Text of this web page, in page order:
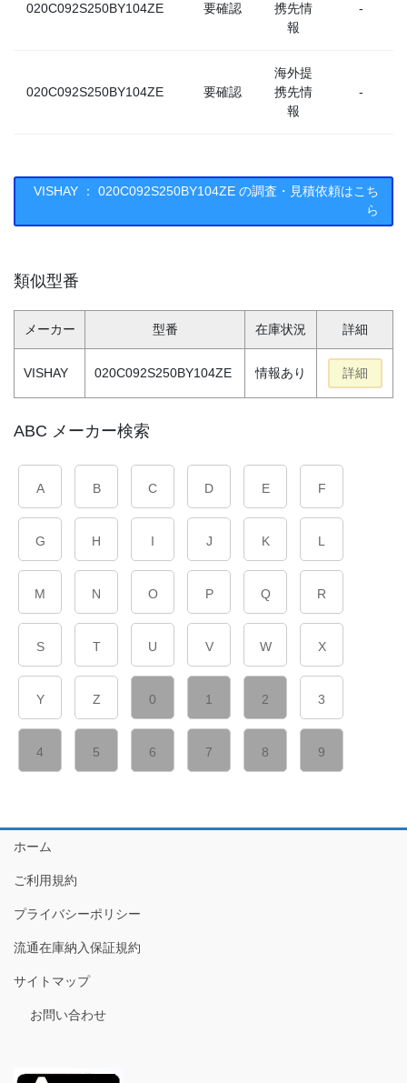
020C092S250BY104ZE 要確認
携先情
報
-
020C092S250BY104ZE 要確認
海外提
携先情
報
-
VISHAY ： 020C092S250BY104ZE の調査・見積依頼はこち
ら
類似型番
メーカー 型番 在庫状況 詳細
VISHAY 020C092S250BY104ZE 情報あり 詳細
ABC メーカー検索
A B C D E F
G H I J K L
M N O P Q R
S T U V W X
Y Z 0 1 2 3
4 5 6 7 8 9
ホーム
ご利用規約
プライバシーポリシー
流通在庫納入保証規約
サイトマップ
お問い合わせ